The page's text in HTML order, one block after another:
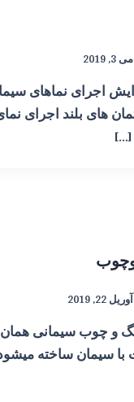
می 3, 2019
اجرای نماهای
های بلند اجرای
آوریل 22, 2019
و چوب سیمانی
سیمان ساخته